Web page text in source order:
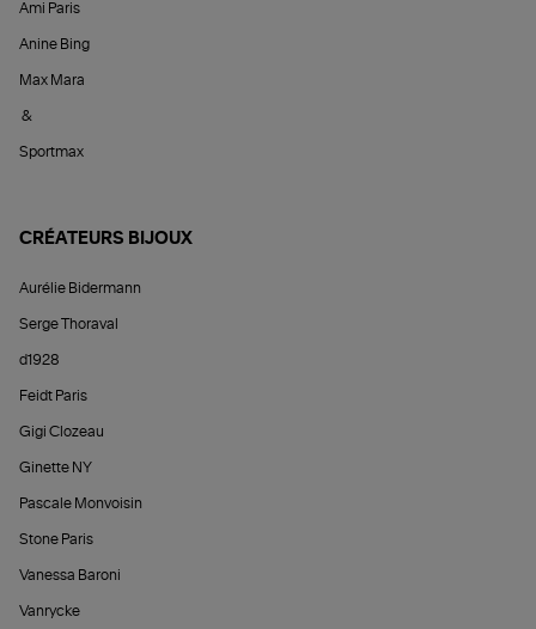
Ami Paris
Anine Bing
Max Mara
&
Sportmax
CRÉATEURS BIJOUX
Aurélie Bidermann
Serge Thoraval
d1928
Feidt Paris
Gigi Clozeau
Ginette NY
Pascale Monvoisin
Stone Paris
Vanessa Baroni
Vanrycke